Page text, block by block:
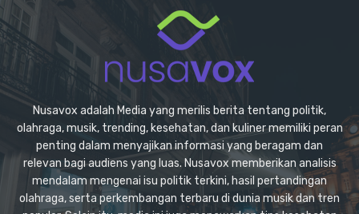
Nusavox adalah Media yang merilis berita tentang politik,
olahraga, musik, trending, kesehatan, dan kuliner memiliki peran
penting dalam menyajikan informasi yang beragam dan
relevan bagi audiens yang luas. Nusavox memberikan analisis
mendalam mengenai isu politik terkini, hasil pertandingan
olahraga, serta perkembangan terbaru di dunia musik dan tren